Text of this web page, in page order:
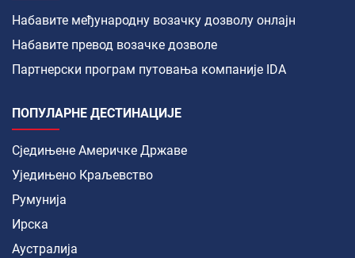
Набавите међународну возачку дозволу онлајн
Набавите превод возачке дозволе
Партнерски програм путовања компаније IDA
ПОПУЛАРНЕ ДЕСТИНАЦИЈЕ
Сједињене Америчке Државе
Уједињено Краљевство
Румунија
Ирска
Аустралија